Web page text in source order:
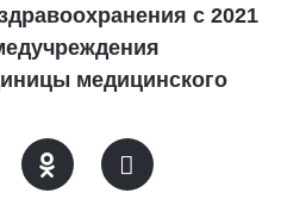
с 2021
медицинского